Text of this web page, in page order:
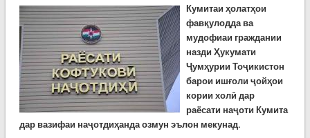
Кумитаи ҳолатҳои
фавқулодда ва
мудофиаи граждании
назди Ҳукумати
Ҷумҳурии Тоҷикистон
барои ишғоли ҷойҳои
кории холӣ дар
раёсати наҷоти Кумита
дар вазифаи наҷотдиҳанда озмун эълон мекунад.